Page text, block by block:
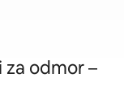
odmor –